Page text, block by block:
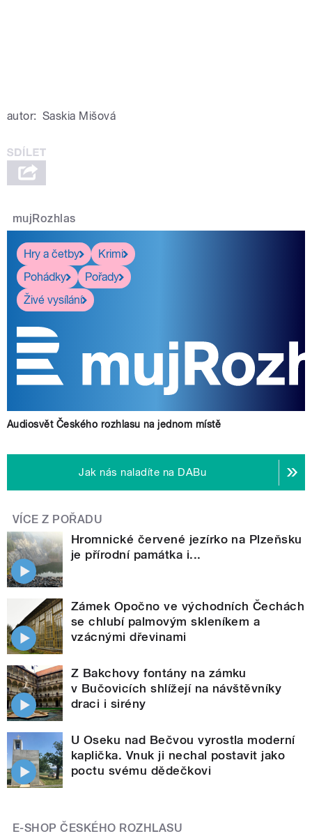
autor: Saskia Mišová
mujRozhlas
Hry a četby
Krimi
Pohádky
Pořady
Živé vysílání
Audiosvět Českého rozhlasu na jednom místě
Jak nás naladíte na DABu
VÍCE Z POŘADU
Hromnické červené jezírko na Plzeňsku
je přírodní památka i...
Zámek Opočno ve východních Čechách
se chlubí palmovým skleníkem a
vzácnými dřevinami
Z Bakchovy fontány na zámku
v Bučovicích shlížejí na návštěvníky
draci i sirény
U Oseku nad Bečvou vyrostla moderní
kaplička. Vnuk ji nechal postavit jako
poctu svému dědečkovi
E-SHOP ČESKÉHO ROZHLASU